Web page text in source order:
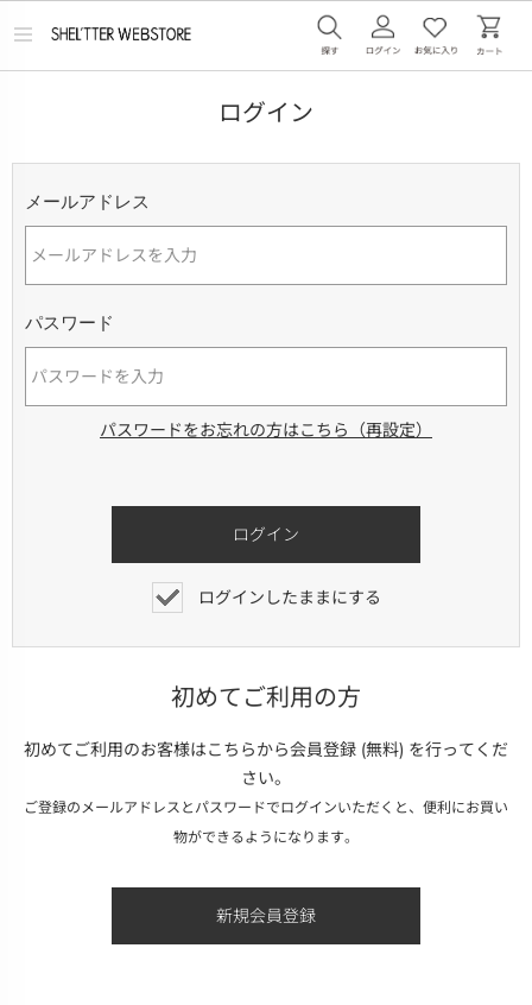
メ
ログイン
メールアドレス
パスワード
パスワードをお忘れの方はこちら（再設定）
ログインしたままにする
初めてご利用の方
初めてご利用のお客様はこちらから会員登録 (無料) を行ってくだ
さい。
ご登録のメールアドレスとパスワードでログインいただくと、便利にお買い
物ができるようになります。